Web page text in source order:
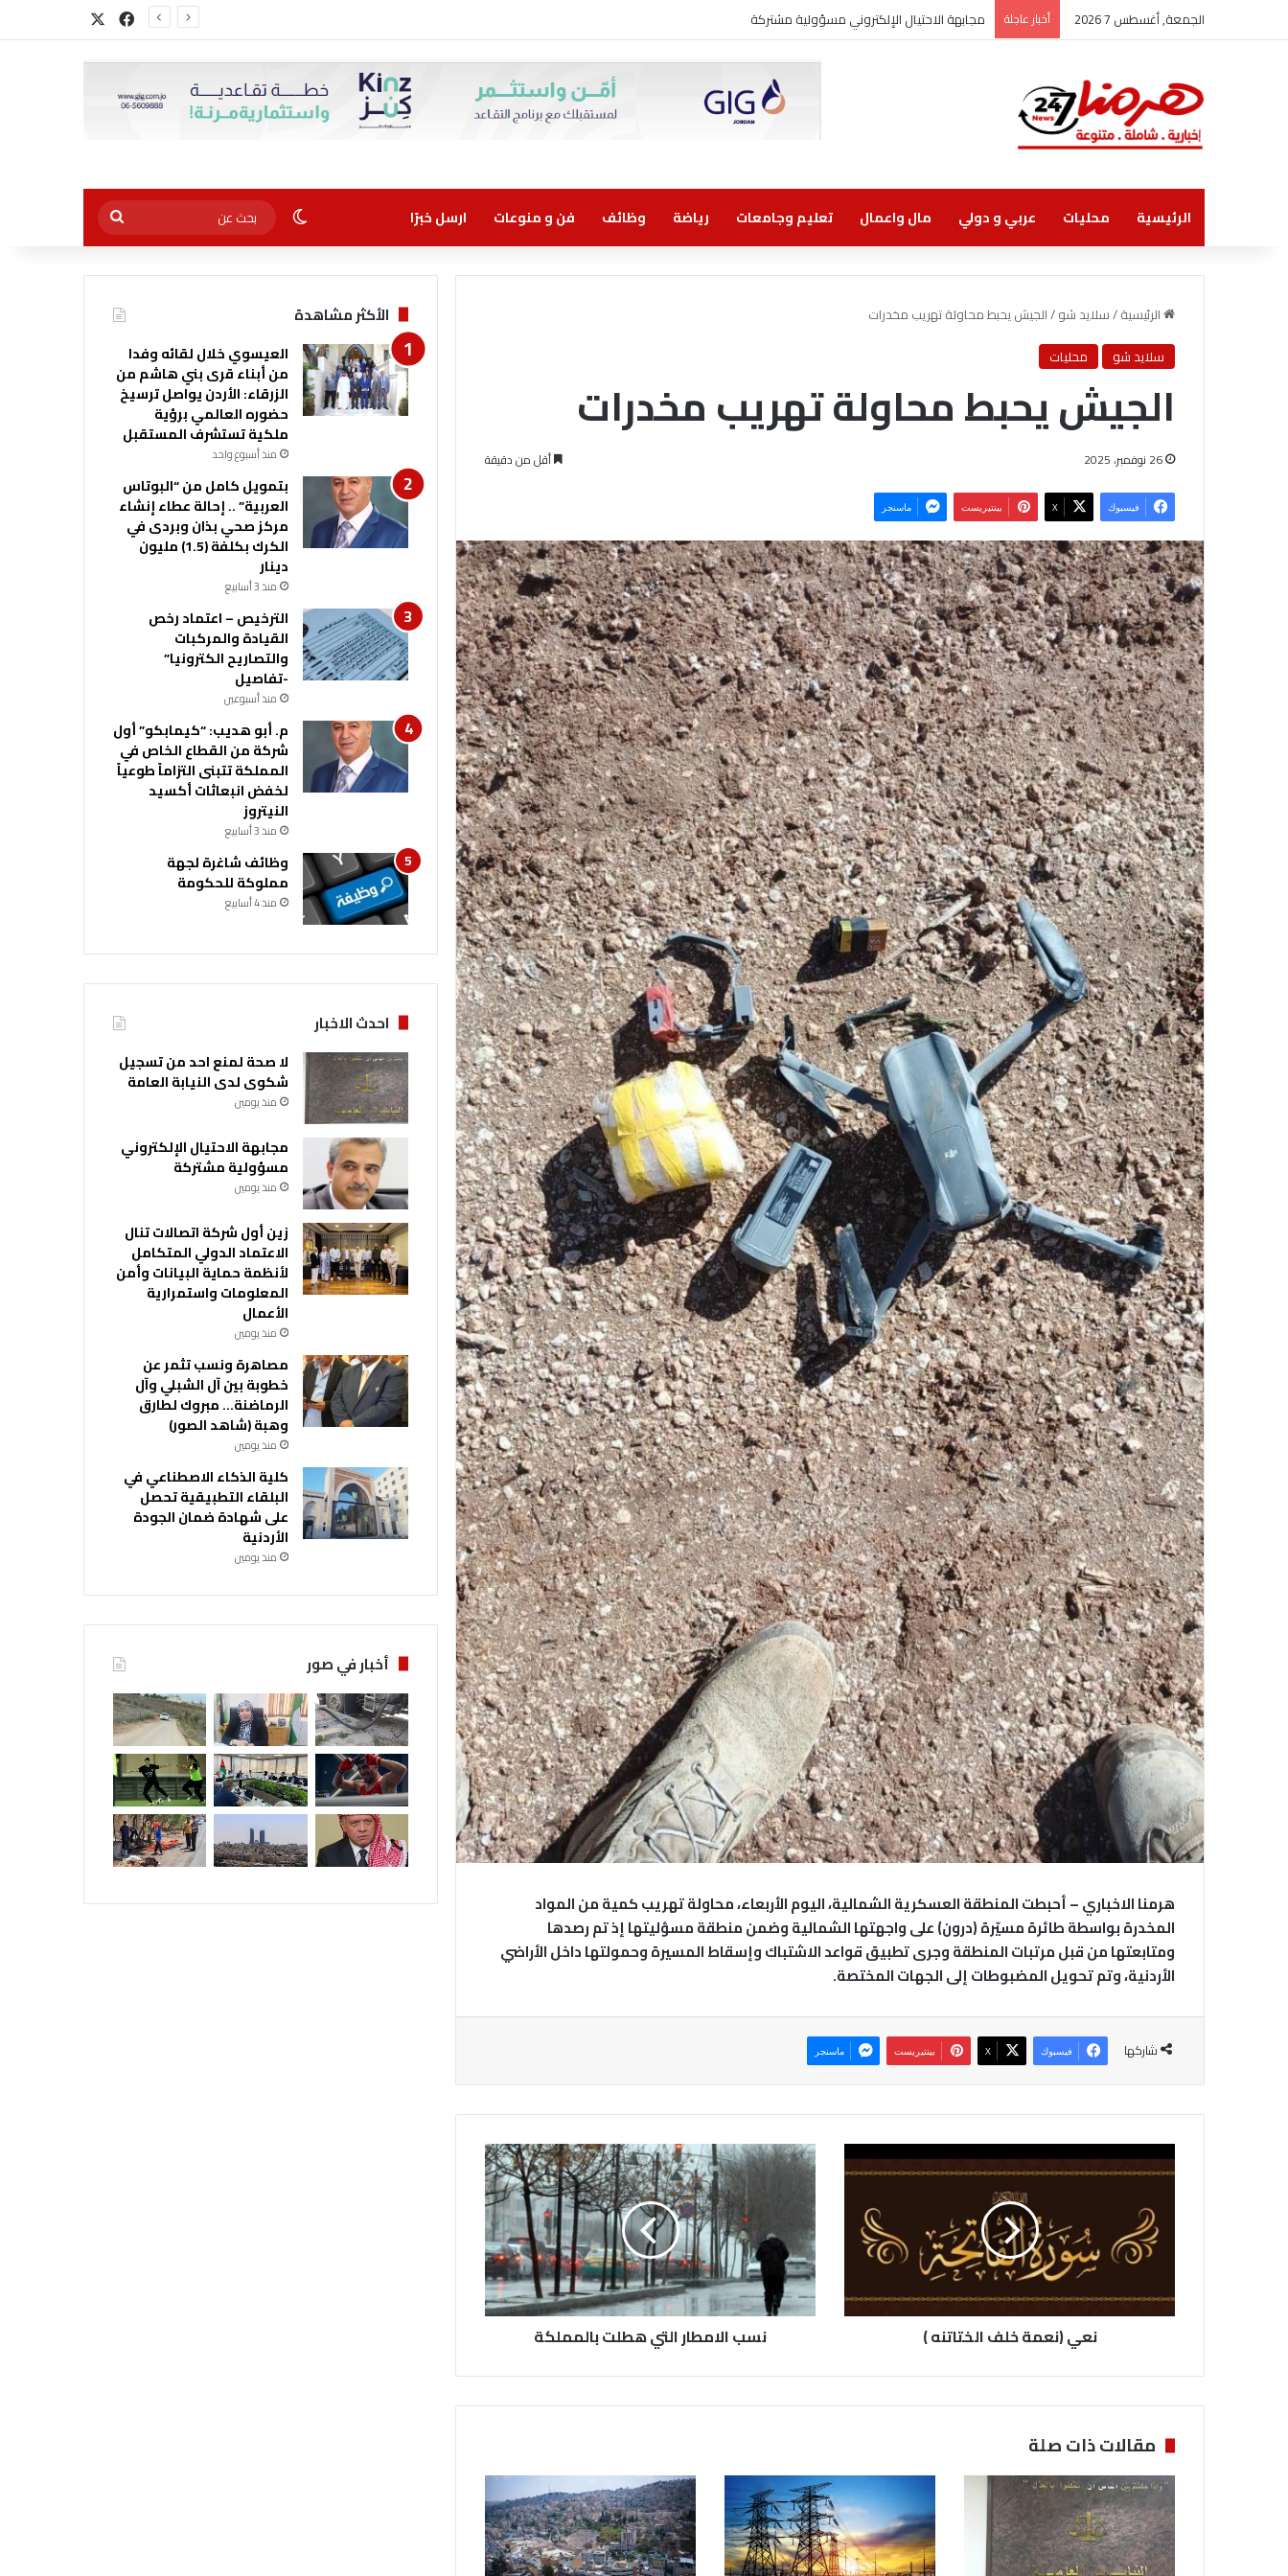
الجمعة, أغسطس 7 2026 أخبار عاجلة زين أول شركة اتصالات تنال الاعتماد الدولي المتكامل لأنظمة حماية البيانات وأمن المعلومات واستمرارية الأعمال فيسبوك
الرئيسية محليات عربي و دولي مال واعمال تعليم وجامعات رياضة وظائف فن و منوعات ارسل خبرًا الوضع المظلم
بحث
عن
الرئيسية/سلايد شو/الجيش يحبط محاولة تهريب مخدرات
سلايد شو
محليات
الجيش يحبط محاولة تهريب مخدرات
26 نوفمبر، 2025 أقل من دقيقة
فيسبوك ‫X بينتيريست ماسنجر
هرمنا الاخباري – أحبطت المنطقة العسكرية الشمالية، اليوم الأربعاء، محاولة تهريب كمية من المواد
المخدرة بواسطة طائرة مسيّرة (درون) على واجهتها الشمالية وضمن منطقة مسؤليتها إذ تم رصدها
ومتابعتها من قبل مرتبات المنطقة وجرى تطبيق قواعد الاشتباك وإسقاط المسيرة وحمولتها داخل الأراضي
الأردنية، وتم تحويل المضبوطات إلى الجهات المختصة.
شاركها فيسبوك ‫X بينتيريست ماسنجر
ن
ع
ة
خ
ا
ت
ا
ت
ه
)
نعي (نعمة خلف الختاتنه )
ن
س
ب
ا
ل
ا
م
ط
ا
ل
ل
ت
ب
ا
ل
نسب الامطار التي هطلت بالمملكة
مقالات ذات صلة
الأكثر مشاهدة
العيسوي خلال لقائه وفدا
من أبناء قرى بني هاشم من
الزرقاء: الأردن يواصل ترسيخ
حضوره العالمي برؤية
ملكية تستشرف المستقبل
منذ أسبوع واحد
بتمويل كامل من “البوتاس
العربية” .. إحالة عطاء إنشاء
مركز صحي بذان وبردى في
الكرك بكلفة (1.5) مليون
دينار
منذ 3 أسابيع
الترخيص – اعتماد رخص
القيادة والمركبات
والتصاريح الكترونيا”
-تفاصيل
منذ أسبوعين
م. أبو هديب: “كيمابكو” أول
شركة من القطاع الخاص في
المملكة تتبنى التزاماً طوعياً
لخفض انبعاثات أكسيد
النيتروز
منذ 3 أسابيع
وظائف شاغرة لجهة
مملوكة للحكومة
منذ 4 أسابيع
احدث الاخبار
لا صحة لمنع احد من تسجيل
شكوى لدى النيابة العامة
منذ يومين
مجابهة الاحتيال الإلكتروني
مسؤولية مشتركة
منذ يومين
زين أول شركة اتصالات تنال
الاعتماد الدولي المتكامل
لأنظمة حماية البيانات وأمن
المعلومات واستمرارية
الأعمال
منذ يومين
مصاهرة ونسب تثمر عن
خطوبة بين آل الشبلي وآل
الرماضنة… مبروك لطارق
وهبة (شاهد الصور)
منذ يومين
كلية الذكاء الاصطناعي في
البلقاء التطبيقية تحصل
على شهادة ضمان الجودة
الأردنية
منذ يومين
أخبار في صور